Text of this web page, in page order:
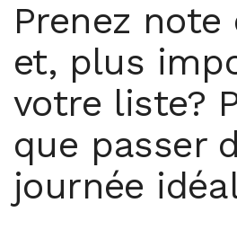
Prenez
et, plus
votre liste?
que passer
journée